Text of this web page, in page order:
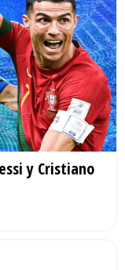
y Cristiano